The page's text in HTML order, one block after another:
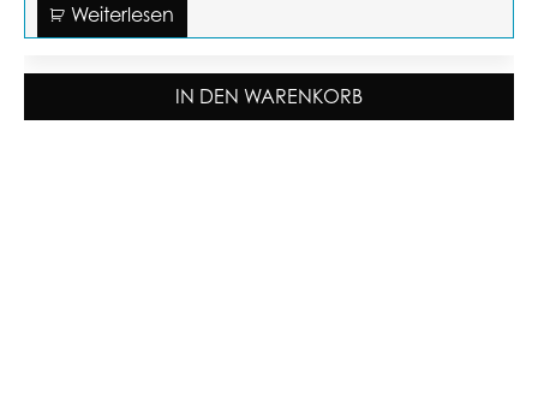
Weiterlesen
IN DEN WARENKORB